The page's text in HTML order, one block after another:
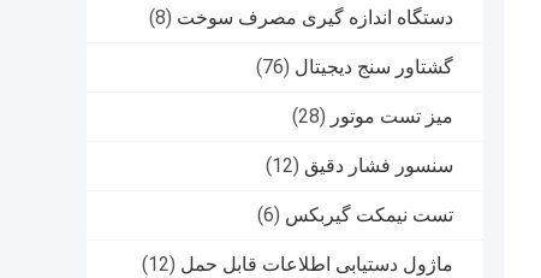
دستگاه اندازه گیری مصرف سوخت (8)
گشتاور سنج دیجیتال (76)
میز تست موتور (28)
سنسور فشار دقیق (12)
تست نیمکت گیربکس (6)
ماژول دستیابی اطلاعات قابل حمل (12)